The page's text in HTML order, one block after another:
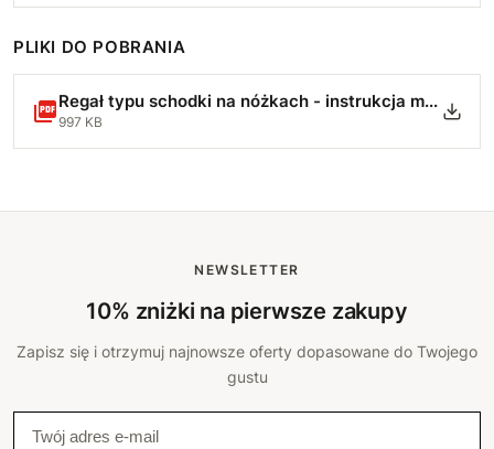
PLIKI DO POBRANIA
Regał typu schodki na nóżkach - instrukcja montażu.pdf
997 KB
NEWSLETTER
10% zniżki na pierwsze zakupy
Zapisz się i otrzymuj najnowsze oferty dopasowane do Twojego
gustu